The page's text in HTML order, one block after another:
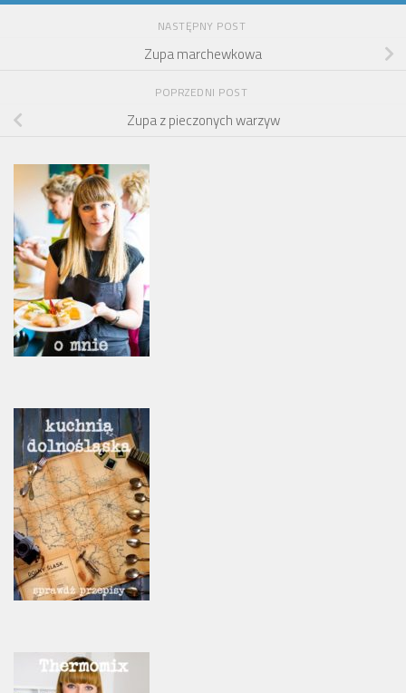
NASTĘPNY POST
Zupa marchewkowa
POPRZEDNI POST
Zupa z pieczonych warzyw